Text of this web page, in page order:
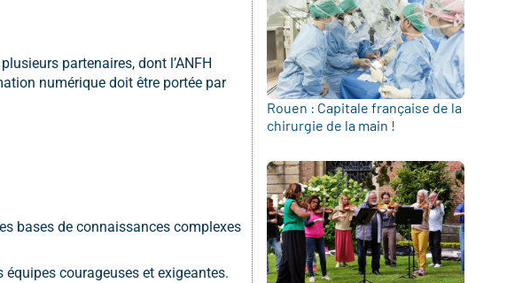
partenaires, dont l’ANFH
numérique doit être portée par
bases de connaissances complexes
courageuses et exigeantes.
Rouen : Capitale française de la
chirurgie de la main !